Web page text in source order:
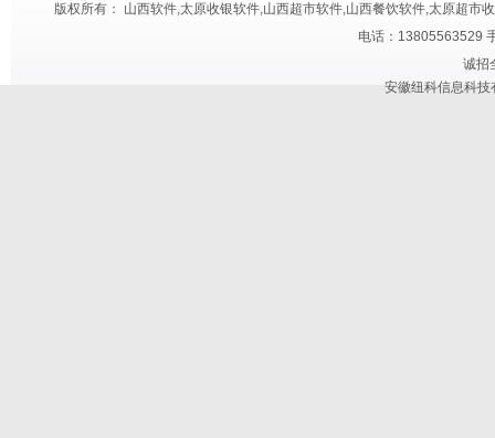
版权所有： 山西软件,太原收银软件,山西超市软件,山西餐饮软件,太原超
电话：13805563529
诚招
安徽纽科信息科